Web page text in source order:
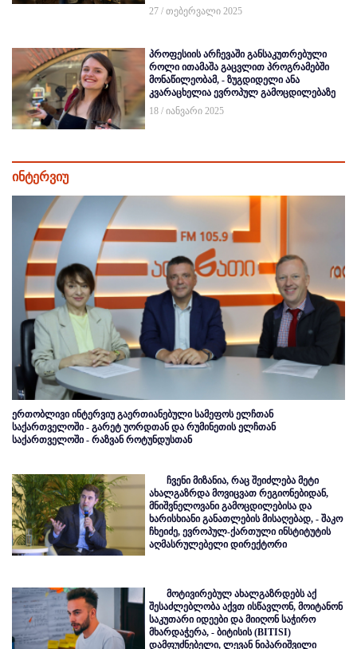
27 / თებერვალი 2025
პროფესიის არჩევაში განსაკუთრებული
როლი ითამაშა გაცვლით პროგრამებში
მონაწილეობამ, - ზუგდიდელი ანა
კვარაცხელია ევროპულ გამოცდილებაზე
18 / იანვარი 2025
ინტერვიუ
ერთობლივი ინტერვიუ გაერთიანებული სამეფოს ელჩთან
საქართველოში - გარეტ უორდთან და რუმინეთის ელჩთან
საქართველოში - რაზვან როტუნდუსთან
ჩვენი მიზანია, რაც შეიძლება მეტი
ახალგაზრდა მოვიცვათ რეგიონებიდან,
მნიშვნელოვანი გამოცდილებისა და
ხარისხიანი განათლების მისაღებად, - შაკო
ჩხეიძე, ევროპულ-ქართული ინსტიტუტის
აღმასრულებელი დირექტორი
მოტივირებულ ახალგაზრდებს აქ
შესაძლებლობა აქვთ ისწავლონ, მოიტანონ
საკუთარი იდეები და მიიღონ საჭირო
მხარდაჭერა, - ბიტისის (BITISI)
დამფუძნებელი, ლევან ნიპარიშვილი